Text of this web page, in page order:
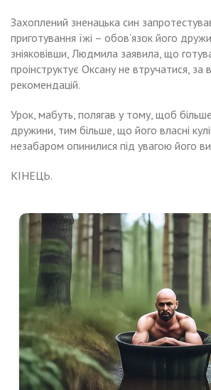
Захоплений зненацька син
приготування їжі – обов’язок його
зніяковівши, Людмила заявила, що
проінструктує Оксану не втручатися, за
рекомендацій.
Урок, мабуть, полягав у тому, щоб
дружини, тим більше, що його власні
незабаром опинилися під увагою його
КІНЕЦЬ.